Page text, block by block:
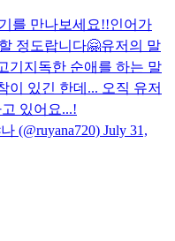
를 만나보세요!!인어가
정도랍니다🤗유저의 말
기지독한 순애를 하는 말
이 있긴 한데... 오직 유저
있어요...!
(@ruyana720) July 31,